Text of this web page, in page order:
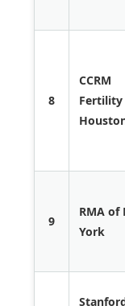
8
CCRM
Fertility
9
RMA of
York